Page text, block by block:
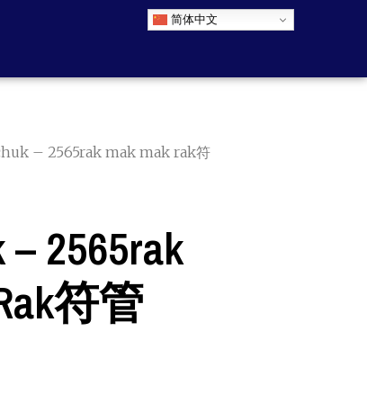
简体中文
– 2565rak mak mak rak符
2565rak
符管